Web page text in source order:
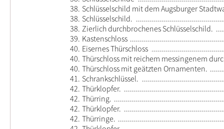
38. Schlüsselschild mit dem Augsburger
38. Schlüsselschild.
38. Zierlich durchbrochenes Schlüsselschild.
39. Kastenschloss
40. Eisernes Thürschloss
40. Thürschloss mit reichem messingenem
40. Thürschloss mit geätzten Ornamenten.
41. Schrankschlüssel.
42. Thürklopfer.
42. Thürring.
42. Thürklopfer.
42. Thürringe.